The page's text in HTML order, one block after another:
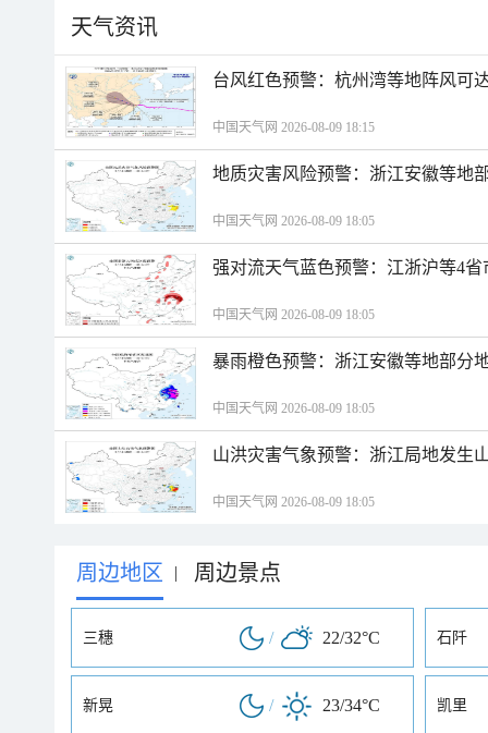
天气资讯
台风红色预警：杭州湾等地阵风可
中国天气网 2026-08-09 18:15
地质灾害风险预警：浙江安徽等地
中国天气网 2026-08-09 18:05
强对流天气蓝色预警：江浙沪等4
中国天气网 2026-08-09 18:05
暴雨橙色预警：浙江安徽等地部分
中国天气网 2026-08-09 18:05
山洪灾害气象预警：浙江局地发生
中国天气网 2026-08-09 18:05
周边地区 | 周边景点
三穗 / 22/32°C 石阡
新晃 / 23/34°C 凯里